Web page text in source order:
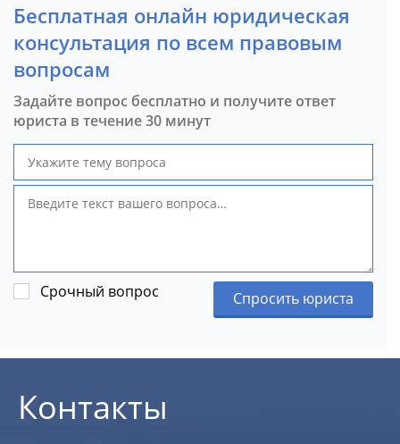
Бесплатная онлайн юридическая
консультация по всем правовым
вопросам
Задайте вопрос бесплатно и получите ответ
юриста в течение 30 минут
Срочный вопрос Спросить юриста
Контакты